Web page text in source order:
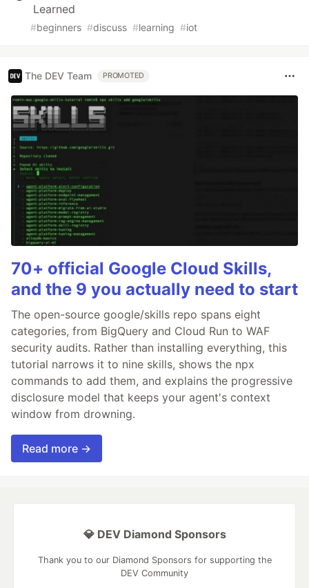
Learned
#beginners #discuss #learning #iot
The DEV Team PROMOTED
70+ official Google Cloud Skills,
and the 9 you actually need to start
The open-source google/skills repo spans eight
categories, from BigQuery and Cloud Run to WAF
security audits. Rather than installing everything, this
tutorial narrows it to nine skills, shows the npx
commands to add them, and explains the progressive
disclosure model that keeps your agent's context
window from drowning.
Read more →
💎 DEV Diamond Sponsors
Thank you to our Diamond Sponsors for supporting the
DEV Community